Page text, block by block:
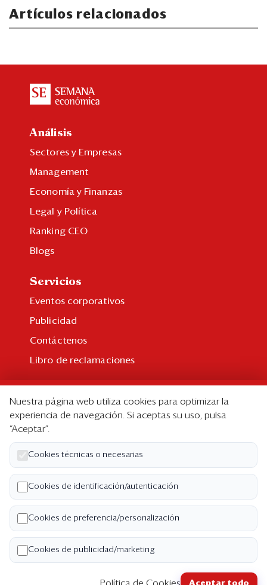
Artículos relacionados
Análisis
Sectores y Empresas
Management
Economía y Finanzas
Legal y Política
Ranking CEO
Blogs
Servicios
Eventos corporativos
Publicidad
Contáctenos
Libro de reclamaciones
Suscripción individual
Paquetes corporativos
Edición Impresa
Nosotros
Quiénes somos
Código de ética
Términos y Condiciones
Nuestra página web utiliza cookies para optimizar la
experiencia de navegación. Si aceptas su uso, pulsa
“Aceptar”.
Cookies técnicas o necesarias
Cookies de identificación/autenticación
Cookies de preferencia/personalización
Cookies de publicidad/marketing
Aceptar todo